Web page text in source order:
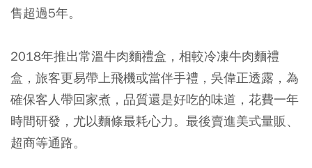
售超過5年。
2018年推出常溫牛肉麵禮盒，相較冷凍牛肉麵禮
盒，旅客更易帶上飛機或當伴手禮，吳偉正透露，為
確保客人帶回家煮，品質還是好吃的味道，花費一年
時間研發，尤以麵條最耗心力。最後賣進美式量販、
超商等通路。